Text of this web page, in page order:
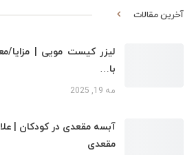
آخرین مقالات
لیزر کیست مویی |
با…
مه 19, 2025
آبسه مقعدی در کودکان |
مقعدی